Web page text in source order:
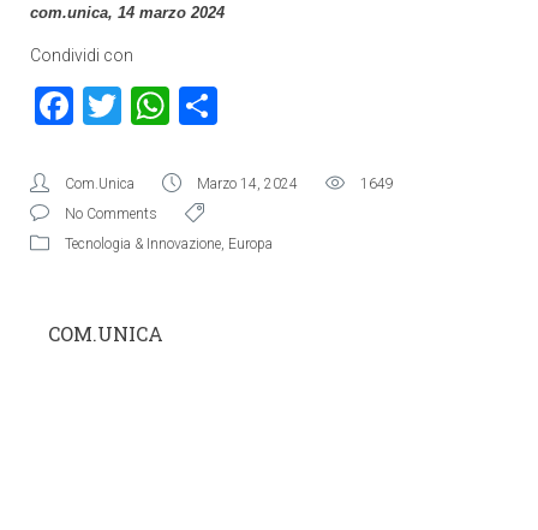
com.unica, 14 marzo 2024
Condividi con
Facebook
TwitterWhatsApp
Com.Unica Marzo 14, 2024
1649
No Comments
Tecnologia & Innovazione, Europa
COM.UNICA